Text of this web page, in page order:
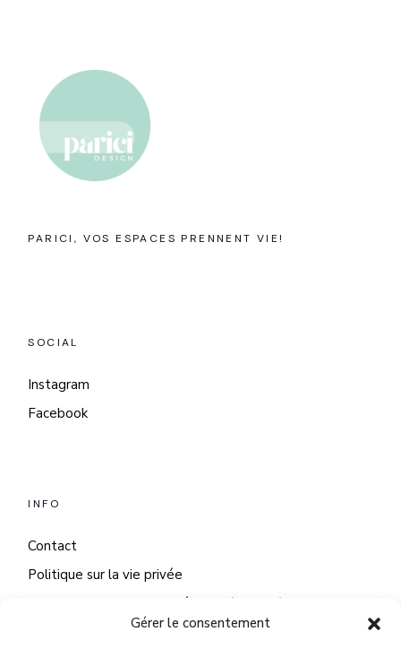
Gérer le consentement
PARICI, VOS ESPACES PRENNENT VIE!
SOCIAL
Instagram
Facebook
INFO
Contact
Politique sur la vie privée
Politique sur les fichiers témoins (cookies)